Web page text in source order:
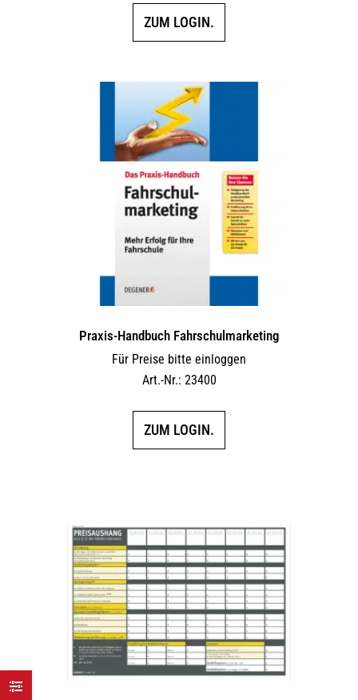
ZUM LOGIN.
Praxis-Handbuch Fahrschulmarketing
Für Preise bitte einloggen
Art.-Nr.: 23400
ZUM LOGIN.